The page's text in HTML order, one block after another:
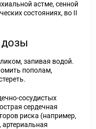
астме, сенной
состояниях, во II
запивая водой.
пополам,
сосудистых
сердечная
риска (например,